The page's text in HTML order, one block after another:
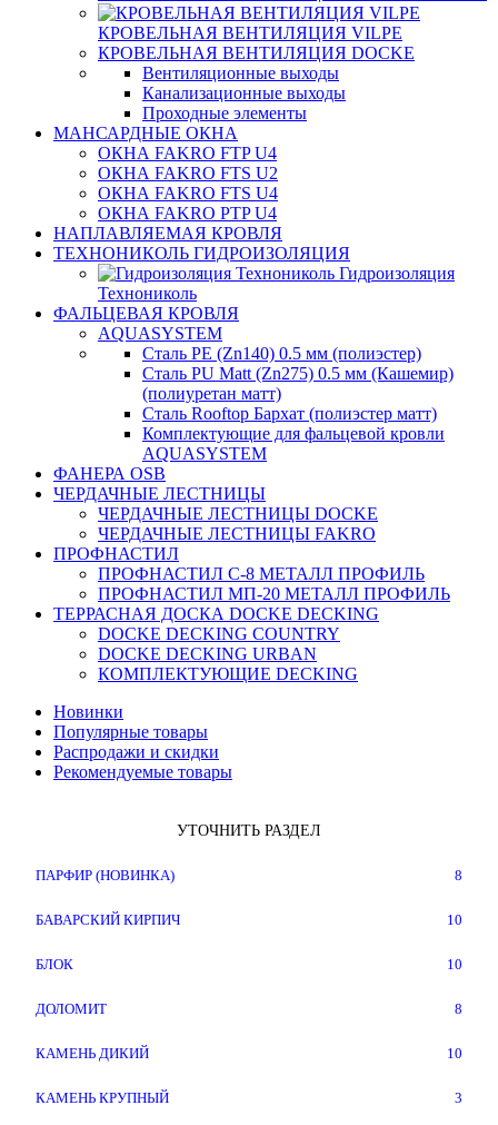
КРОВЕЛЬНАЯ ВЕНТИЛЯЦИЯ VILPE
КРОВЕЛЬНАЯ ВЕНТИЛЯЦИЯ DOCKE
Вентиляционные выходы
Канализационные выходы
Проходные элементы
МАНСАРДНЫЕ ОКНА
ОКНА FAKRO FTP U4
ОКНА FAKRO FTS U2
ОКНА FAKRO FTS U4
ОКНА FAKRO PTP U4
НАПЛАВЛЯЕМАЯ КРОВЛЯ
ТЕХНОНИКОЛЬ ГИДРОИЗОЛЯЦИЯ
Гидроизоляция
Технониколь
ФАЛЬЦЕВАЯ КРОВЛЯ
AQUASYSTEM
Сталь PE (Zn140) 0.5 мм (полиэстер)
Сталь PU Matt (Zn275) 0.5 мм (Кашемир)
(полиуретан матт)
Сталь Rooftop Бархат (полиэстер матт)
Комплектующие для фальцевой кровли
AQUASYSTEM
ФАНЕРА OSB
ЧЕРДАЧНЫЕ ЛЕСТНИЦЫ
ЧЕРДАЧНЫЕ ЛЕСТНИЦЫ DOCKE
ЧЕРДАЧНЫЕ ЛЕСТНИЦЫ FAKRO
ПРОФНАСТИЛ
ПРОФНАСТИЛ C-8 МЕТАЛЛ ПРОФИЛЬ
ПРОФНАСТИЛ МП-20 МЕТАЛЛ ПРОФИЛЬ
ТЕРРАСНАЯ ДОСКА DOCKE DECKING
DOCKE DECKING COUNTRY
DOCKE DECKING URBAN
КОМПЛЕКТУЮЩИЕ DECKING
Новинки
Популярные товары
Распродажи и скидки
Рекомендуемые товары
УТОЧНИТЬ РАЗДЕЛ
ПАРФИР (НОВИНКА) 8
БАВАРСКИЙ КИРПИЧ 10
БЛОК 10
ДОЛОМИТ 8
КАМЕНЬ ДИКИЙ 10
КАМЕНЬ КРУПНЫЙ 3